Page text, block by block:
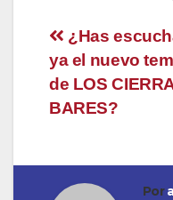
de
entradas
¿Has
ya el nuevo
de LOS
BARES?
Por